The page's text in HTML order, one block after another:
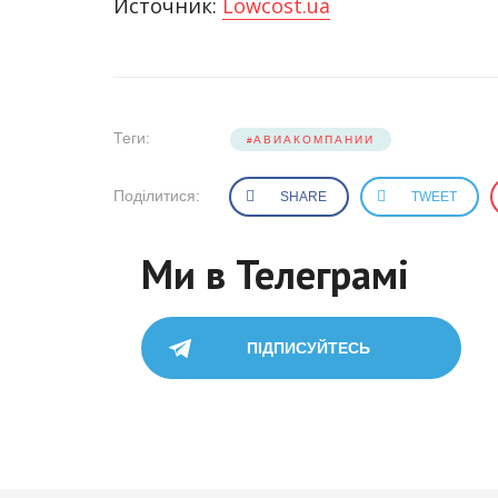
Источник: Lowcost.ua
Теги: АВИАКОМПАНИИ
Поділитися: SHARE TWEET
Ми в Телеграмі
ПІДПИСУЙТЕСЬ